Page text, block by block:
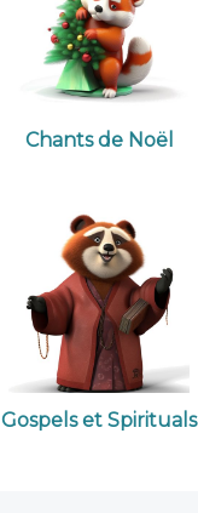
Chants de Noël
Gospels et Spirituals